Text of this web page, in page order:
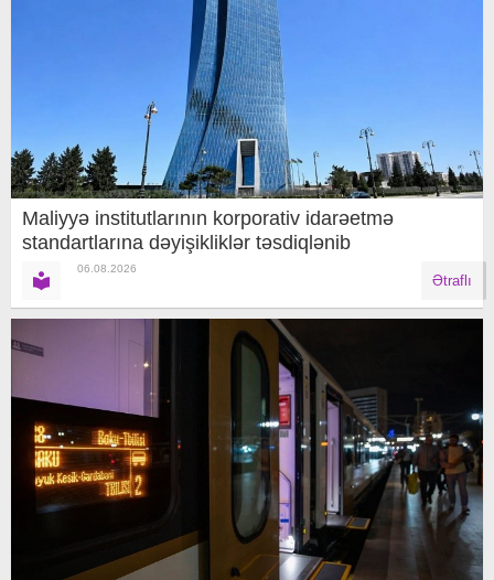
Maliyyə institutlarının korporativ idarəetmə
standartlarına dəyişikliklər təsdiqlənib
06.08.2026
Ətraflı